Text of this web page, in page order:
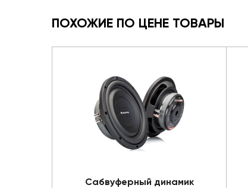
ПОХОЖИЕ ПО ЦЕНЕ ТОВАРЫ
Сабвуферный динамик